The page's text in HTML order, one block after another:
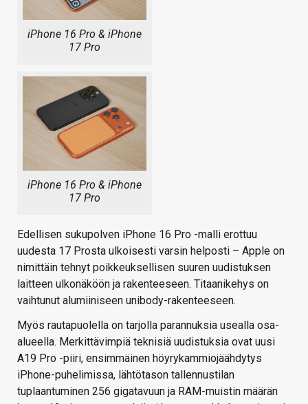
iPhone 16 Pro & iPhone
17 Pro
iPhone 16 Pro & iPhone
17 Pro
Edellisen sukupolven iPhone 16 Pro -malli erottuu
uudesta 17 Prosta ulkoisesti varsin helposti – Apple on
nimittäin tehnyt poikkeuksellisen suuren uudistuksen
laitteen ulkonäköön ja rakenteeseen. Titaanikehys on
vaihtunut alumiiniseen unibody-rakenteeseen.
Myös rautapuolella on tarjolla parannuksia usealla osa-
alueella. Merkittävimpiä teknisiä uudistuksia ovat uusi
A19 Pro -piiri, ensimmäinen höyrykammiojäähdytys
iPhone-puhelimissa, lähtötason tallennustilan
tuplaantuminen 256 gigatavuun ja RAM-muistin määrän